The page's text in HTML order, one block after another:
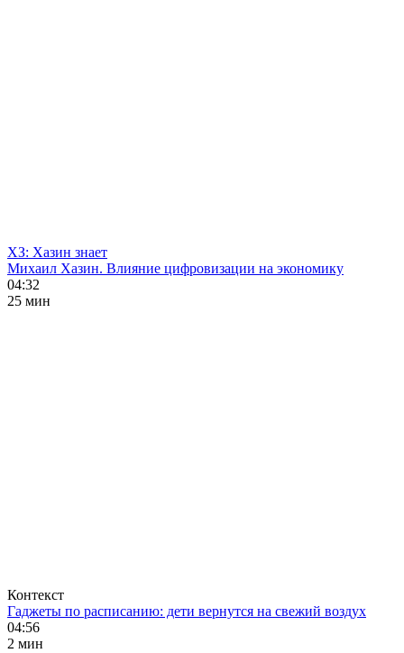
ХЗ: Хазин знает
Михаил Хазин. Влияние цифровизации на экономику
04:32
25 мин
Контекст
Гаджеты по расписанию: дети вернутся на свежий воздух
04:56
2 мин